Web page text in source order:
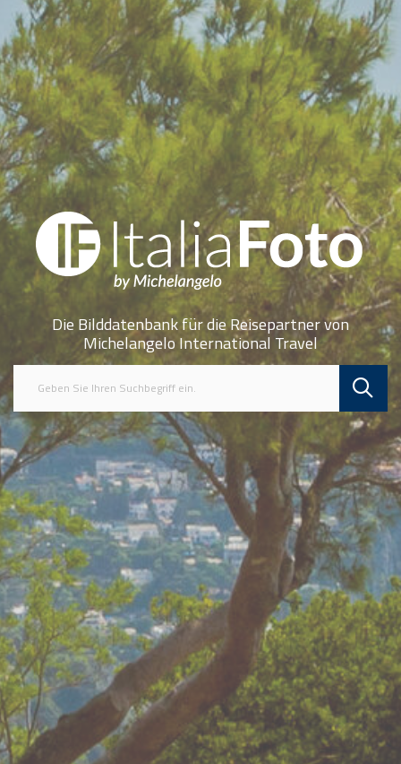
Die Bilddatenbank für die Reisepartner von
Michelangelo International Travel